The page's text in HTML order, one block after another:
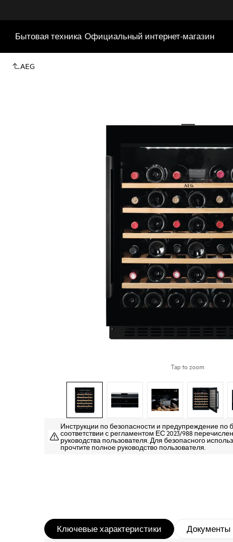
Бытовая техника Официальный интернет-магазин
AEG
Tap to zoom
Инструкции по безопасности и предупреждение по
соответствии с регламентом ЕС 2023/988
руководства пользователя. Для безопасного
прочтите полное руководство пользователя.
Ключевые характеристики Документы